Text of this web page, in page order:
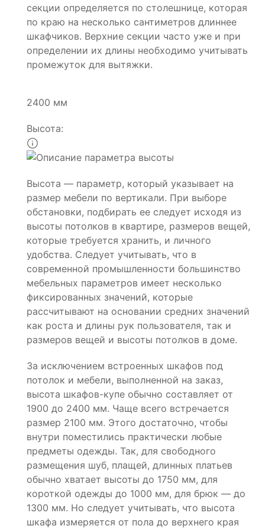
секции определяется по столешнице, которая
по краю на несколько сантиметров длиннее
шкафчиков. Верхние секции часто уже и при
определении их длины необходимо учитывать
промежуток для вытяжки.
2400 мм
Высота:
Высота — параметр, который указывает на
размер мебели по вертикали. При выборе
обстановки, подбирать ее следует исходя из
высоты потолков в квартире, размеров вещей,
которые требуется хранить, и личного
удобства. Следует учитывать, что в
современной промышленности большинство
мебельных параметров имеет несколько
фиксированных значений, которые
рассчитывают на основании средних значений
как роста и длины рук пользователя, так и
размеров вещей и высоты потолков в доме.
За исключением встроенных шкафов под
потолок и мебели, выполненной на заказ,
высота шкафов-купе обычно составляет от
1900 до 2400 мм. Чаще всего встречается
размер 2100 мм. Этого достаточно, чтобы
внутри поместились практически любые
предметы одежды. Так, для свободного
размещения шуб, плащей, длинных платьев
обычно хватает высоты до 1750 мм, для
короткой одежды до 1000 мм, для брюк — до
1300 мм. Но следует учитывать, что высота
шкафа измеряется от пола до верхнего края